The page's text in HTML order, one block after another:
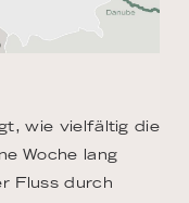
wie vielfältig die
Woche lang
Fluss durch